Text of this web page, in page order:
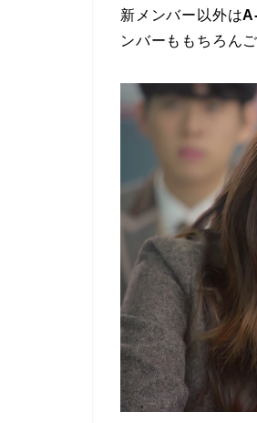
新メンバー以外は
ンバーももちろん